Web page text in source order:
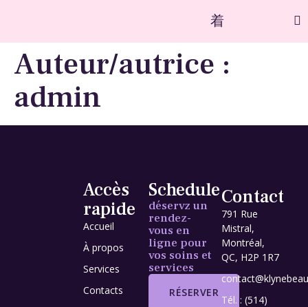
Auteur/autrice :
admin
Accès
rapide
Accueil
À propos
Services
Contacts
Schedule
déservz un
rendez-
vous en
ligne pour
vos soins et
services
RÉSERVER
Contact
791 Rue
Mistral,
Montréal,
QC, H2P 1R7
Tél. : (514)